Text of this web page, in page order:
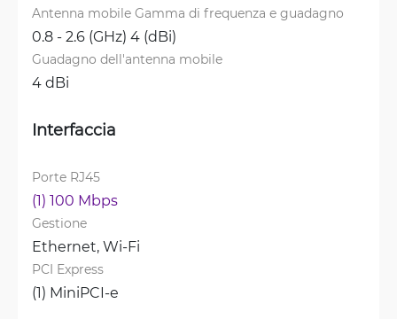
Antenna mobile Gamma di frequenza e guadagno
0.8 - 2.6 (GHz) 4 (dBi)
Guadagno dell'antenna mobile
4 dBi
Interfaccia
Porte RJ45
(1) 100 Mbps
Gestione
Ethernet, Wi-Fi
PCI Express
(1) MiniPCI-e